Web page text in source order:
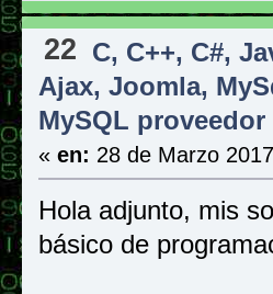
22 C, C++, C#,
Ajax, Joomla,
MySQL
« en: 28 de Marzo
Hola adjunto, mis
básico de